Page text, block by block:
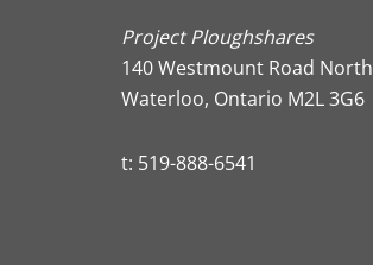
Project Ploughshares
140 Westmount Road North
Waterloo, Ontario M2L 3G6
t: 519-888-6541